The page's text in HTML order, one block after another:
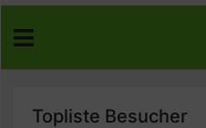
Topliste Besucher